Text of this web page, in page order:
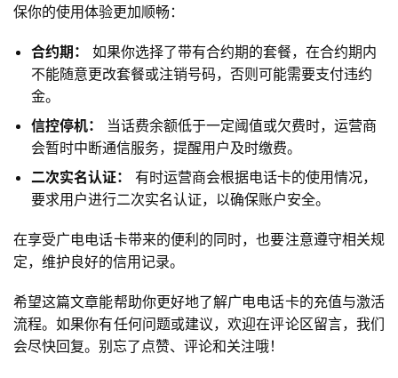
量
推
荐
证
值
业
务
登录
保你的使用体验更加顺畅：
合约期：
如果你选择了带有合约期的套餐，在合约期内
不能随意更改套餐或注销号码，否则可能需要支付违约
金。
信控停机：
当话费余额低于一定阈值或欠费时，运营商
会暂时中断通信服务，提醒用户及时缴费。
二次实名认证：
有时运营商会根据电话卡的使用情况，
要求用户进行二次实名认证，以确保账户安全。
在享受广电电话卡带来的便利的同时，也要注意遵守相关规
定，维护良好的信用记录。
希望这篇文章能帮助你更好地了解广电电话卡的充值与激活
流程。如果你有任何问题或建议，欢迎在评论区留言，我们
会尽快回复。别忘了点赞、评论和关注哦！